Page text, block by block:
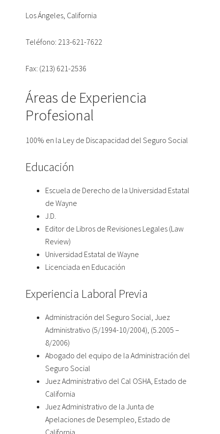
Los Ángeles, California
Teléfono: 213-621-7622
Fax: (213) 621-2536
Áreas de Experiencia
Profesional
100% en la Ley de Discapacidad del Seguro Social
Educación
Escuela de Derecho de la Universidad Estatal
de Wayne
J.D.
Editor de Libros de Revisiones Legales (Law
Review)
Universidad Estatal de Wayne
Licenciada en Educación
Experiencia Laboral Previa
Administración del Seguro Social, Juez
Administrativo (5/1994-10/2004), (5.2005 –
8/2006)
Abogado del equipo de la Administración del
Seguro Social
Juez Administrativo del Cal OSHA, Estado de
California
Juez Administrativo de la Junta de
Apelaciones de Desempleo, Estado de
California